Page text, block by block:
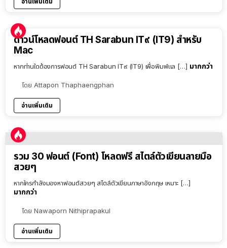
ดาวน์โหลดฟอนต์ TH Sarabun IT๙ (IT9) สำหรับ
Mac
หากท่านใดต้องการฟอนต์ TH Sarabun IT๙ (IT9) เพื่อพิมพ์แล […] มากกว่า
โดย Attapon Thaphaengphan
อ่านเพิ่มเติม
รวม 30 ฟอนต์ (Font) โหลดฟรี สไตล์ตัวเขียนลายมือ
สวยๆ
หากใครกำลังมองหาฟอนต์สวยๆ สไตล์ตัวเขียนภาษาอังกฤษ เหมาะ […]
มากกว่า
โดย Nawaporn Nithiprapakul
อ่านเพิ่มเติม